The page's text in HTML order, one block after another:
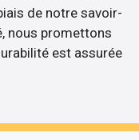
de notre savoir-
nous promettons
est assurée